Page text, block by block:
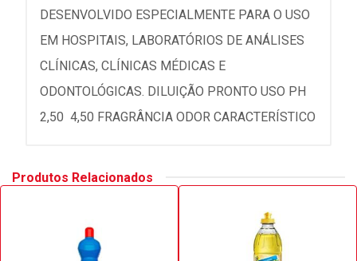
DESENVOLVIDO ESPECIALMENTE PARA O USO
EM HOSPITAIS, LABORATÓRIOS DE ANÁLISES
CLÍNICAS, CLÍNICAS MÉDICAS E
ODONTOLÓGICAS. DILUIÇÃO PRONTO USO PH
2,50  4,50 FRAGRÂNCIA ODOR CARACTERÍSTICO
Produtos Relacionados